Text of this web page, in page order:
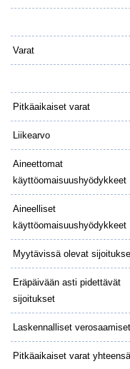
Varat
Pitkäaikaiset varat
Liikearvo
Aineettomat
käyttöomaisuushyödykkeet
Aineelliset
käyttöomaisuushyödykkeet
Myytävissä olevat
Eräpäivään asti pidettävät
sijoitukset
Laskennalliset verosaamiset
Pitkäaikaiset varat yhteensä